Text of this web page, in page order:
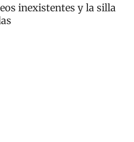
inexistentes y la silla